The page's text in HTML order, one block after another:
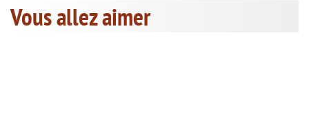
Vous allez aimer